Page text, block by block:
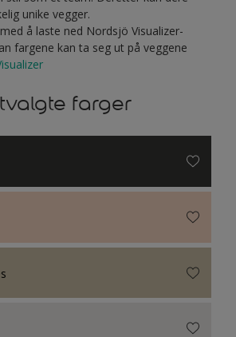
unike vegger.
å laste ned Nordsjö Visualizer-
fargene kan ta seg ut på veggene
farger